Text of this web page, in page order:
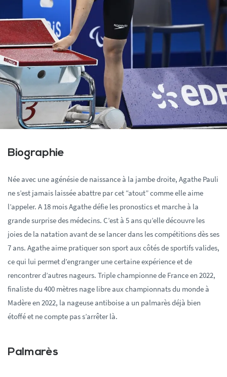
Biographie
Née avec une agénésie de naissance à la jambe droite, Agathe Pauli
ne s’est jamais laissée abattre par cet “atout” comme elle aime
l’appeler. A 18 mois Agathe défie les pronostics et marche à la
grande surprise des médecins. C’est à 5 ans qu’elle découvre les
joies de la natation avant de se lancer dans les compétitions dès ses
7 ans. Agathe aime pratiquer son sport aux côtés de sportifs valides,
ce qui lui permet d’engranger une certaine expérience et de
rencontrer d’autres nageurs. Triple championne de France en 2022,
finaliste du 400 mètres nage libre aux championnats du monde à
Madère en 2022, la nageuse antiboise a un palmarès déjà bien
étoffé et ne compte pas s’arrêter là.
Palmarès